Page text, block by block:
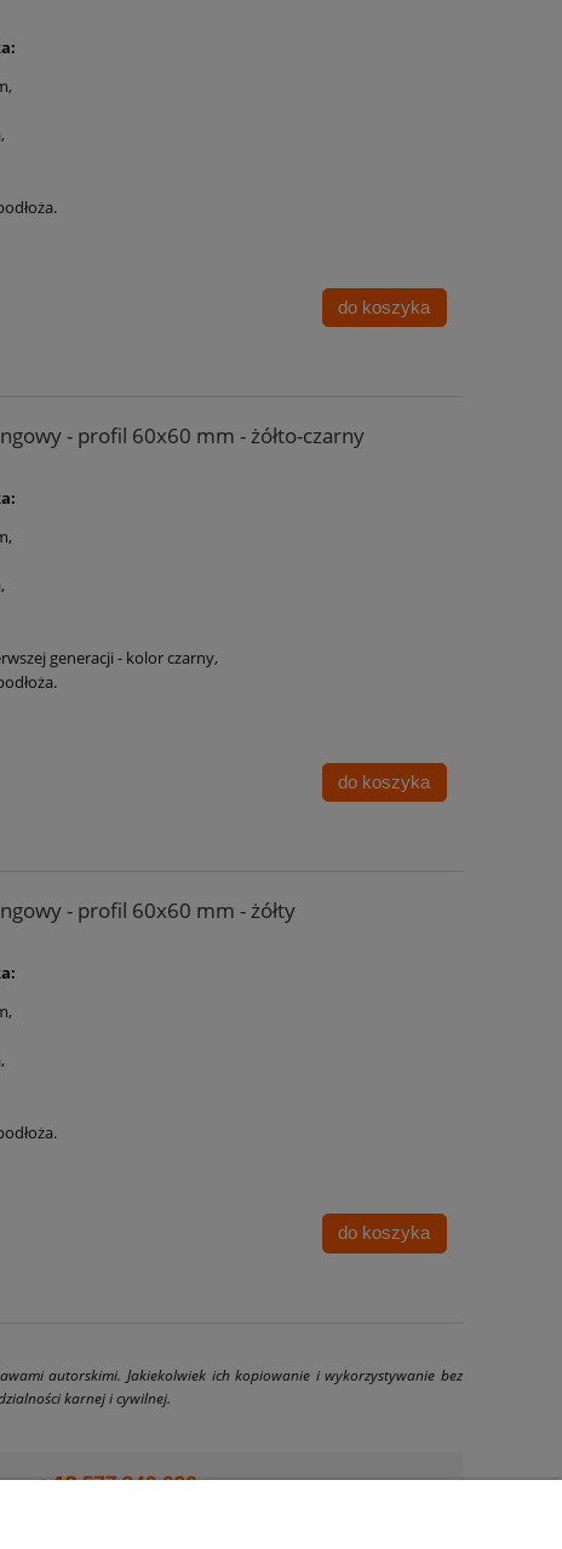
,
do koszyka
- profil 60x60 mm - żółto-czarny
,
generacji - kolor czarny,
do koszyka
- profil 60x60 mm - żółty
,
do koszyka
autorskimi. Jakiekolwiek ich kopiowanie i wykorzystywanie bez
karnej i cywilnej.